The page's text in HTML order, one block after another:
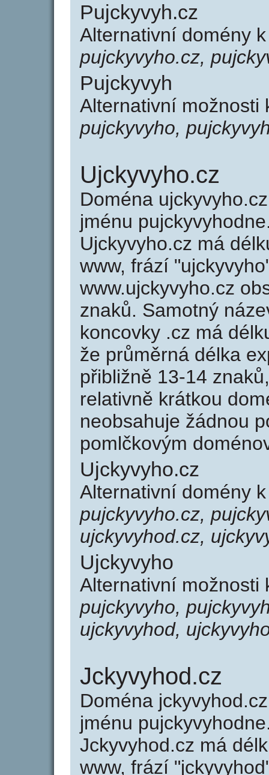
Pujckyvyh.cz
Alternativní domény
pujckyvyho.cz,
Pujckyvyh
Alternativní možnosti
pujckyvyho,
Ujckyvyho.cz
Doména
jménu
Ujckyvyho.cz má
www, frází
www.ujckyvyho.cz
znaků. Samotný
koncovky .cz má
že průměrná délka
přibližně 13-14
relativně krátkou
neobsahuje žádnou
pomlčkovým
Ujckyvyho.cz
Alternativní domény
pujckyvyho.cz,
ujckyvyhod.cz,
Ujckyvyho
Alternativní možnosti
pujckyvyho,
ujckyvyhod,
Jckyvyhod.cz
Doména
jménu
Jckyvyhod.cz má
www, frází